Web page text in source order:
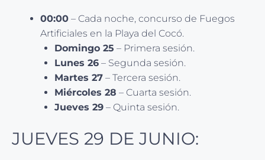
00:00 – Cada noche, concurso de Fuegos
Artificiales en la Playa del Cocó.
Domingo 25 – Primera sesión.
Lunes 26 – Segunda sesión.
Martes 27 – Tercera sesión.
Miércoles 28 – Cuarta sesión.
Jueves 29 – Quinta sesión.
JUEVES 29 DE JUNIO: